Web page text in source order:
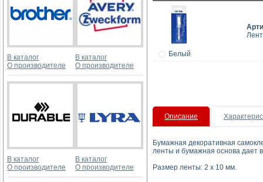
В каталог
О производителе
В каталог
О производителе
В каталог
О производителе
В каталог
О производителе
Белый
Описание
Бумажная декоративная
ленты и бумажная основа дает
Размер ленты: 2 x 10 мм.